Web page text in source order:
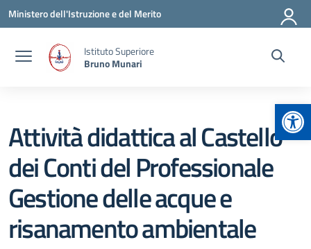
Vai ai contenuti
Vai al menu di navigazione
Vai al footer
Ministero dell'Istruzione e del Merito
Istituto Superiore
Bruno Munari
Attività didattica al Castello
dei Conti del Professionale
Gestione delle acque e
risanamento ambientale